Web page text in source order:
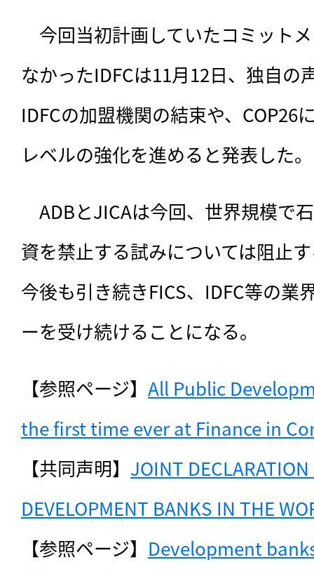
今回当初計画していたコミット
なかったIDFCは11月12日、独自の
IDFCの加盟機関の結束や、COP26
レベルの強化を進めると発表した。
ADBとJICAは今回、世界規模で
資を禁止する試みについては阻止
今後も引き続きFICS、IDFC等の業
ーを受け続けることになる。
【参照ページ】 All Public
the first time ever at Finance in
【共同声明】 JOINT
DEVELOPMENT BANKS IN THE
【参照ページ】 Development